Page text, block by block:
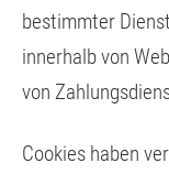
bestimmter
innerhalb von
von
Cookies haben